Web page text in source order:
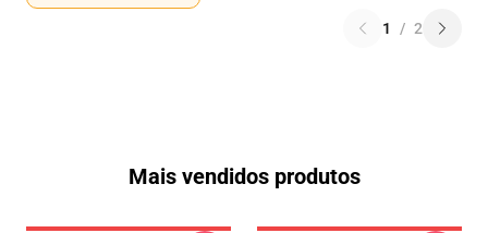
1 / 2
Mais vendidos produtos